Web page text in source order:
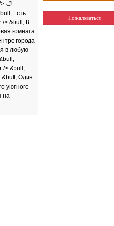
🛁
Есть
/> &bull; В
комната
города
в любую
/> &bull;
&bull; Один
уютного
на
Пожаловаться